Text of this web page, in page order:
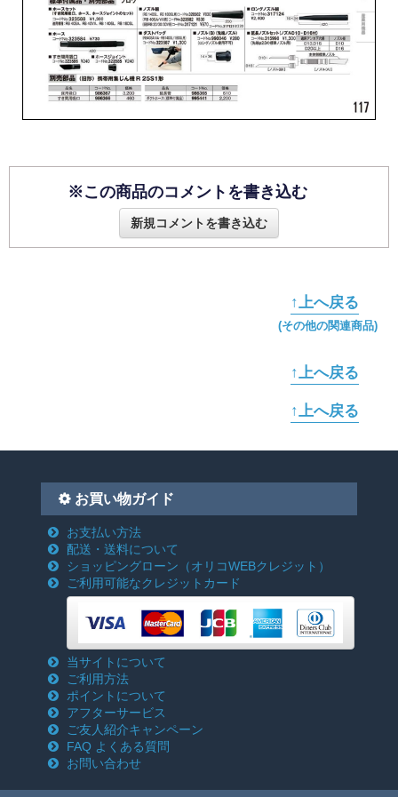
※この商品のコメントを書き込む
新規コメントを書き込む
↑上へ戻る
(その他の関連商品)
↑上へ戻る
↑上へ戻る
お買い物ガイド
お支払い方法
配送・送料について
ショッピングローン （オリコWEBクレジット）
ご利用可能なクレジットカード
当サイトについて
ご利用方法
ポイントについて
アフターサービス
ご友人紹介キャンペーン
FAQ よくある質問
お問い合わせ